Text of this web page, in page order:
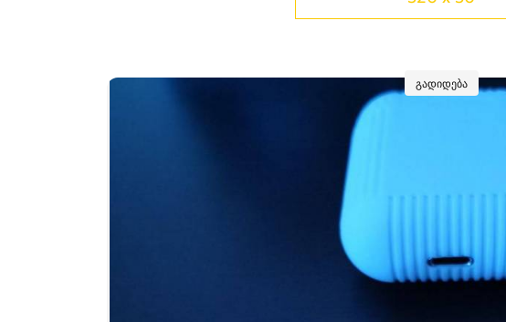
გადიდება